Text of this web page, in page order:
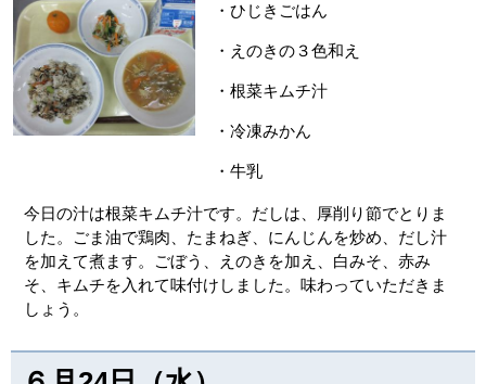
・ひじきごはん
・えのきの３色和え
・根菜キムチ汁
・冷凍みかん
・牛乳
今日の汁は根菜キムチ汁です。だしは、厚削り節でとりま
した。ごま油で鶏肉、たまねぎ、にんじんを炒め、だし汁
を加えて煮ます。ごぼう、えのきを加え、白みそ、赤み
そ、キムチを入れて味付けしました。味わっていただきま
しょう。